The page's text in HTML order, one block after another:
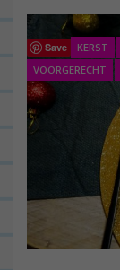
Save KERST
VOORGERECHT